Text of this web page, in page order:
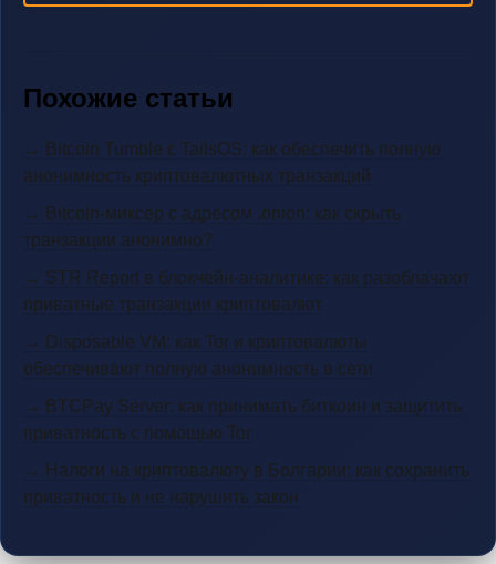
Похожие статьи
→ Bitcoin Tumble с TailsOS: как обеспечить полную
анонимность криптовалютных транзакций
→ Bitcoin-миксер с адресом .onion: как скрыть
транзакции анонимно?
→ STR Report в блокчейн-аналитике: как разоблачают
приватные транзакции криптовалют
→ Disposable VM: как Tor и криптовалюты
обеспечивают полную анонимность в сети
→ BTCPay Server: как принимать биткоин и защитить
приватность с помощью Tor
→ Налоги на криптовалюту в Болгарии: как сохранить
приватность и не нарушить закон